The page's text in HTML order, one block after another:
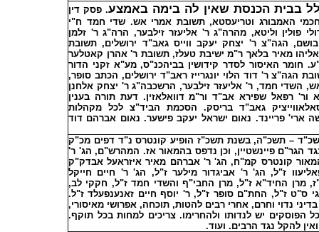
בבית הכנסת שאין לה בימה באמצע. פסק דין
האמבורג וטריעסטא, תשובת אמרי אש. שדי חמד ח"י
פולין וליטא, מהרה"ג ר' אליעזר זילבער, הרה"ג ר' זלמן
הגה"צ ר' יצחק יעקב ווייס גאב"ד ירושלים, תשובת
מאיר בלאך ר"מ ישיבת טעלז, תשובת ר' אהרן קאטלער
חומר האיסור לסדר קידושין בביהכנ"ס, מע"א זקני הדור
הגה"צ ר' דוד הלוי יונגרייז ראב"ד ירושלים, הכתב סופר,
השדי חמד, ר' אליעזר זילבער, הרשכבה"ג ר' יצחק אלחנן
ור' רפאל שפירא אב"ד ור"מ דוואלאזין. דעת תורה בענין
גאב"ד בריסק. הסכמת הביד"צ לכל מקהלות
ארי' פריינד. נאום ישראל יעקב פישער. נאום אברהם דוד
– תשכ"ה, בשנת תשכ"ז הופיע קונטרס נ"ד דפים מכ"ק
הגר"ם פיינשטיין, וכן נדפס בהמאור אז. המהרש"ם, הג' ר'
קונטרס קמ"ח, הג' ר' אברהם מאיר איזראעל אבדק"ק
ז"ל, הג' ר' אביגדור מילער ז"ל, הג' ר' חיים חייקל
מרן החיד"א ז"ל, מרן החבי"ף והשדי חמד ז"ל, חקקי לב,
ס"ט ז"ל, החת"ם סופר ז"ל, ר' יוסף חיים זאנענפעלד ז"ל.
נדוי וחרם, אחרי רבים להטות, תוכחה, אפרושי מאיסורי,
הפוסקים יש לנדותו ולהחרימו. צריכים למחות בכל תוקף.
להקל נגד הרבים. ועוד.